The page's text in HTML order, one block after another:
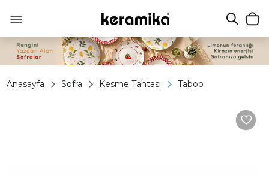
Anasayfa Sofra Kesme Tahtası Taboo